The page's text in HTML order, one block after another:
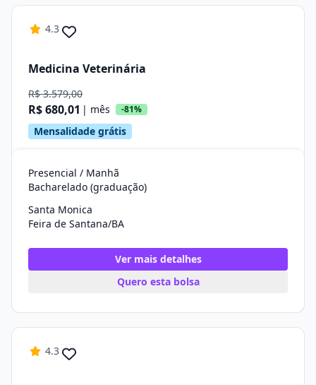
4.3
Medicina Veterinária
R$ 3.579,00
R$ 680,01 | mês -81%
Mensalidade grátis
Presencial / Manhã
Bacharelado (graduação)
Santa Monica
Feira de Santana/BA
Ver mais detalhes
Quero esta bolsa
4.3